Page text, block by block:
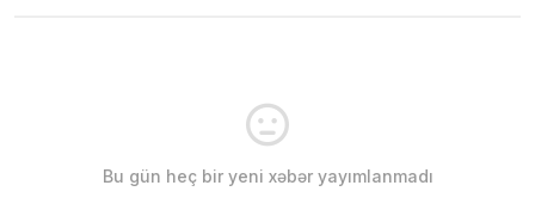
Bu gün heç bir yeni xəbər yayımlanmadı